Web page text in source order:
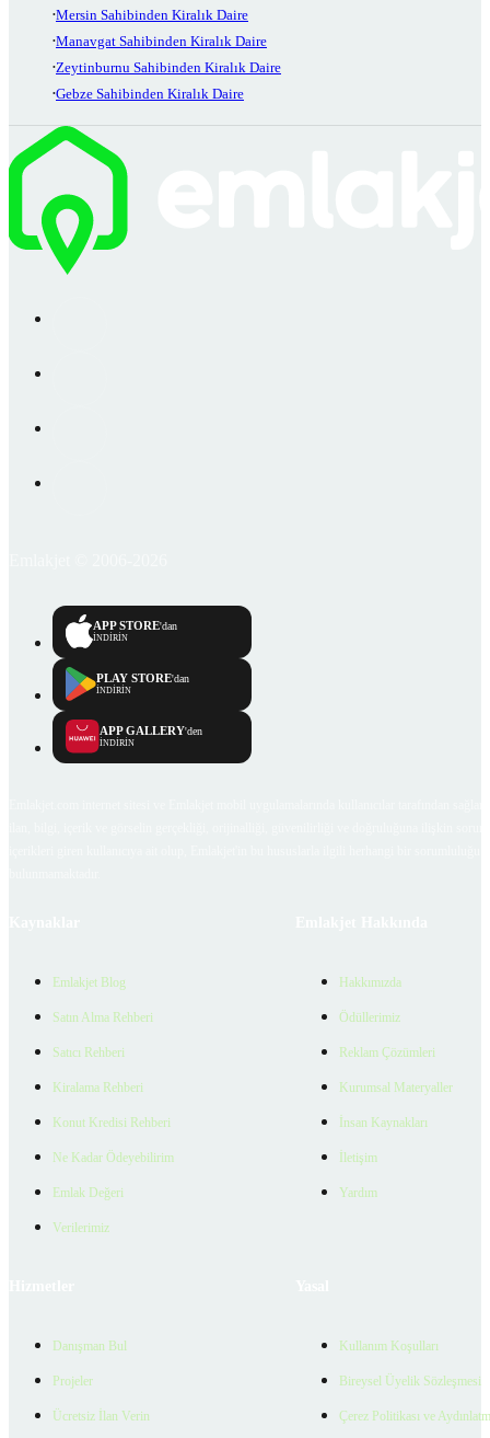
Mersin Sahibinden Kiralık Daire
Manavgat Sahibinden Kiralık Daire
Zeytinburnu Sahibinden Kiralık Daire
Gebze Sahibinden Kiralık Daire
APP STORE'dan
İNDİRİN
PLAY STORE'dan
İNDİRİN
APP GALLERY'den
İNDİRİN
Emlakjet Blog
Satın Alma Rehberi
Satıcı Rehberi
Kiralama Rehberi
Konut Kredisi Rehberi
Ne Kadar Ödeyebilirim
Emlak Değeri
Verilerimiz
Hakkımızda
Ödüllerimiz
Reklam Çözümleri
Kurumsal Materyaller
İnsan Kaynakları
İletişim
Yardım
Danışman Bul
Projeler
Ücretsiz İlan Verin
Kullanım Koşulları
Bireysel Üyelik Sözleşmesi
Çerez Politikası ve